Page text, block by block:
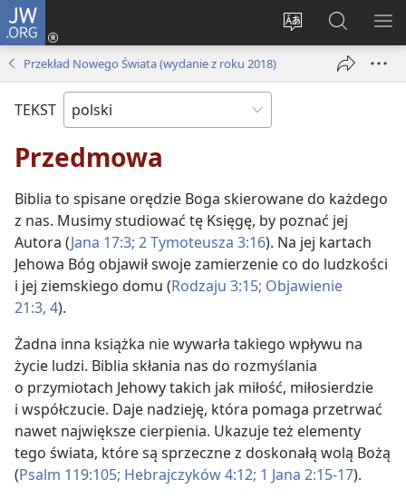
JW.ORG
Wybór
Logowanie
(opens
window)
Szukaj
na
JW.ORG
Przekład Nowego Świata (wydanie z roku 2018)
TEKST
Przedmowa
Biblia to spisane orędzie Boga skierowane do każdego
z nas. Musimy studiować tę Księgę, by poznać jej
Autora (Jana 17:3; 2 Tymoteusza 3:16). Na jej kartach
Jehowa Bóg objawił swoje zamierzenie co do ludzkości
i jej ziemskiego domu (Rodzaju 3:15; Objawienie
21:3, 4).
Żadna inna książka nie wywarła takiego wpływu na
życie ludzi. Biblia skłania nas do rozmyślania
o przymiotach Jehowy takich jak miłość, miłosierdzie
i współczucie. Daje nadzieję, która pomaga przetrwać
nawet największe cierpienia. Ukazuje też elementy
tego świata, które są sprzeczne z doskonałą wolą Bożą
(Psalm 119:105; Hebrajczyków 4:12; 1 Jana 2:15-17).